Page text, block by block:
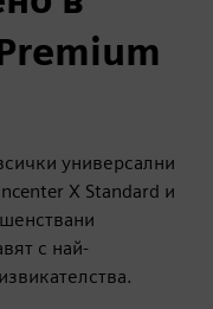
универсални
X Standard и
с най-